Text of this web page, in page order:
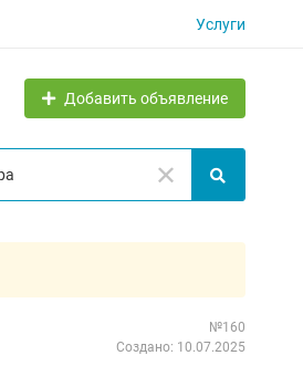
Услуги
Добавить объявление
№160
Создано: 10.07.2025